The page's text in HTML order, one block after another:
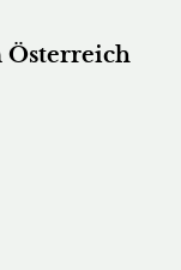
Österreich